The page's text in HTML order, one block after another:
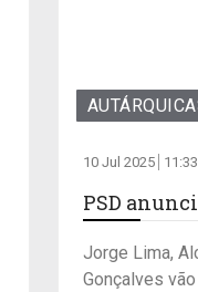
10 Jul 2025
PSD
Jorge Lima,
Gonçalves